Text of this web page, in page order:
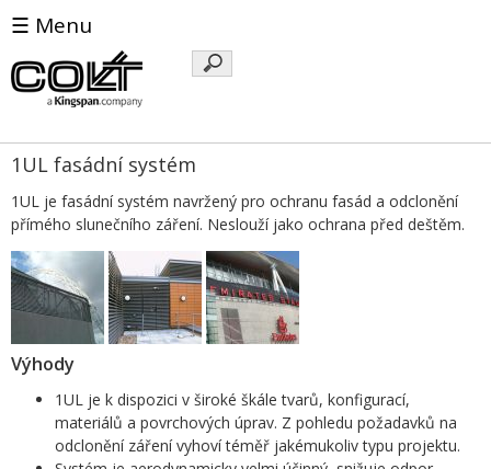
☰ Menu
Klíčová
slova
1UL fasádní systém
1UL je fasádní systém navržený pro ochranu fasád a odclonění
přímého slunečního záření. Neslouží jako ochrana před deštěm.
Výhody
1UL je k dispozici v široké škále tvarů, konfigurací,
materiálů a povrchových úprav. Z pohledu požadavků na
odclonění záření vyhoví téměř jakémukoliv typu projektu.